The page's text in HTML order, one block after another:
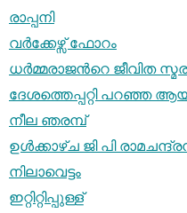
രാപ്പനി
വര്‍ക്കേഴ്സ് ഫോറം
ധര്‍മ്മരാജന്‍റെ ജീവിത
ദേശത്തെപ്പറ്റി പറഞ്ഞ
നീല ഞരമ്പ്
ഉള്‍ക്കാഴ്ച ജി പി
നിലാവെട്ടം
ഇറ്റിറ്റിപ്പുള്ള്